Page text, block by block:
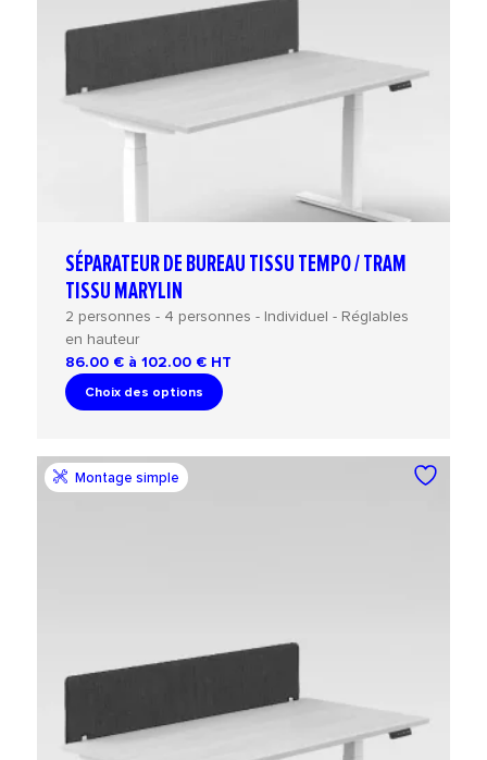
SÉPARATEUR DE BUREAU TISSU TEMPO / TRAM
TISSU MARYLIN
2 personnes - 4 personnes - Individuel - Réglables
en hauteur
86.00 € à 102.00 € HT
Choix des options
Montage simple